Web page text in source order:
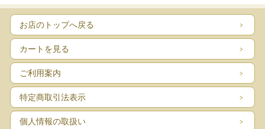
お店のトップへ戻る
カートを見る
ご利用案内
特定商取引法表示
個人情報の取扱い